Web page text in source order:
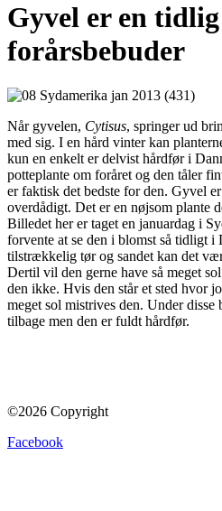
Gyvel er en tidlig
forårsbebuder
Når gyvelen, Cytisus, springer ud
med sig. I en hård vinter kan
kun en enkelt er delvist hårdfør i
potteplante om foråret og den tåler
er faktisk det bedste for den. Gyvel
overdådigt. Det er en nøjsom plante
Billedet her er taget en januardag i
forvente at se den i blomst så tidligt
tilstrækkelig tør og sandet kan det
Dertil vil den gerne have så meget
den ikke. Hvis den står et sted hvor
meget sol mistrives den. Under disse
tilbage men den er fuldt hårdfør.
©2026 Copyright
Facebook